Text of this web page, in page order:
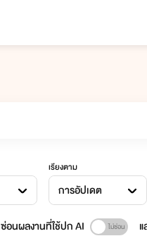
เรียงตาม
การอัปเดต
ซ่อนผลงานที่ใช้ปก AI